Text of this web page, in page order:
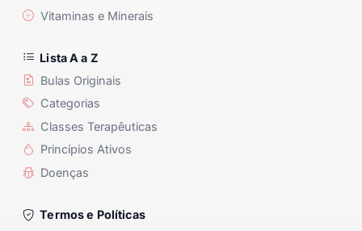
Vitaminas e Minerais
Lista A a Z
Bulas Originais
Categorias
Classes Terapêuticas
Princípios Ativos
Doenças
Termos e Políticas